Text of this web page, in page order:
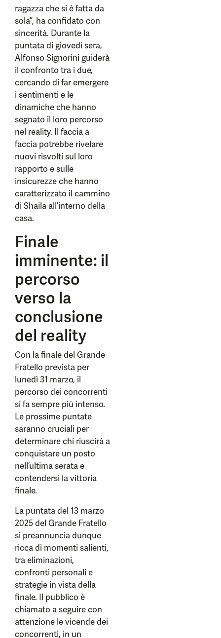
ragazza che si è fatta da
sola”, ha confidato con
sincerità. Durante la
puntata di giovedì sera,
Alfonso Signorini guiderà
il confronto tra i due,
cercando di far emergere
i sentimenti e le
dinamiche che hanno
segnato il loro percorso
nel reality. Il faccia a
faccia potrebbe rivelare
nuovi risvolti sul loro
rapporto e sulle
insicurezze che hanno
caratterizzato il cammino
di Shaila all’interno della
casa.
Finale
imminente: il
percorso
verso la
conclusione
del reality
Con la finale del Grande
Fratello prevista per
lunedì 31 marzo, il
percorso dei concorrenti
si fa sempre più intenso.
Le prossime puntate
saranno cruciali per
determinare chi riuscirà a
conquistare un posto
nell’ultima serata e
contendersi la vittoria
finale.
La puntata del 13 marzo
2025 del Grande Fratello
si preannuncia dunque
ricca di momenti salienti,
tra eliminazioni,
confronti personali e
strategie in vista della
finale. Il pubblico è
chiamato a seguire con
attenzione le vicende dei
concorrenti, in un